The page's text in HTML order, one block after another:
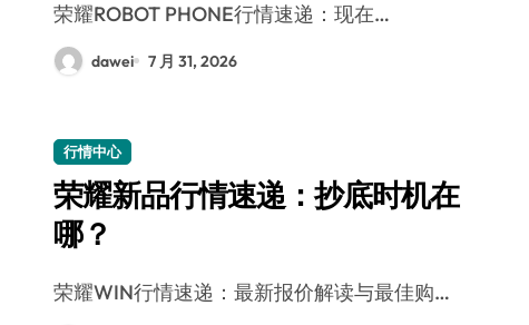
荣耀ROBOT PHONE行情速递：现在…
dawei 7 月 31, 2026
行情中心
荣耀新品行情速递：抄底时机在
哪？
荣耀WIN行情速递：最新报价解读与最佳购…